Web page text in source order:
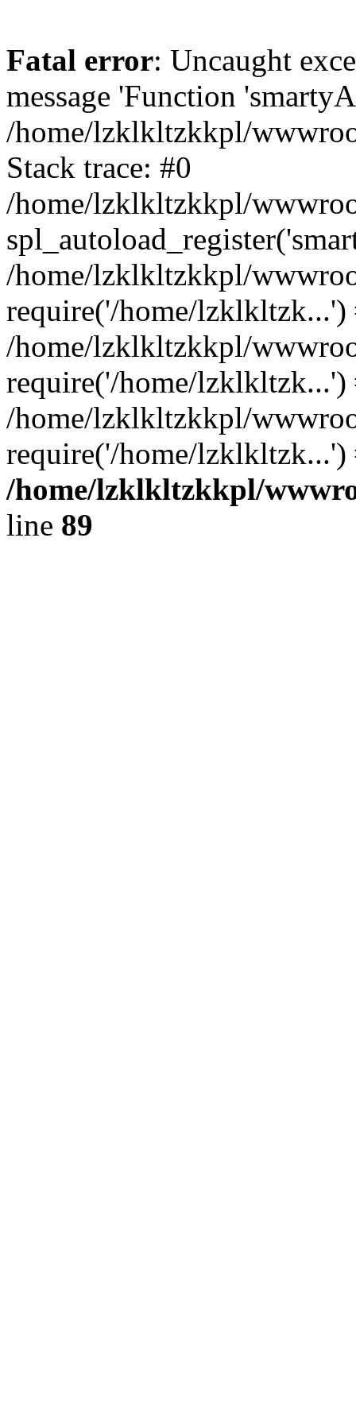
Fatal error: Uncaught
message 'Function
/home/lzklkltzkkpl/
Stack trace: #0
/home/lzklkltzkkpl/
/home/lzklkltzkkpl/
require('/home/lzklkltzk...')
/home/lzklkltzkkpl/
require('/home/lzklkltzk...')
/home/lzklkltzkkpl/
require('/home/
/home/lzklkltzkkpl/
line 89